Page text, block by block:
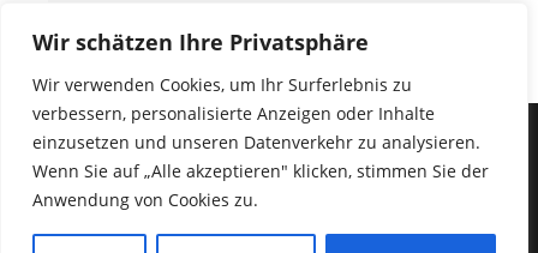
Wir schätzen Ihre Privatsphäre
Wir verwenden Cookies, um Ihr Surferlebnis zu
verbessern, personalisierte Anzeigen oder Inhalte
einzusetzen und unseren Datenverkehr zu analysieren.
Wenn Sie auf „Alle akzeptieren" klicken, stimmen Sie der
Anwendung von Cookies zu.
IMPRESSUM
DATENSCHUTZERKLÄRUNG
COPYRIGHT © 2026URLAUB WELT • Fabulous